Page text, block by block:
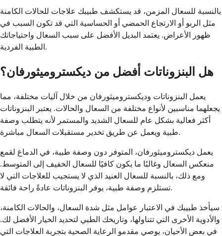
بالنسبة للسعال المزمن، قد يستكشف طبيبك علاجات للحالات الكامنة
مثل الربو أو الارتجاع الحمضي أو الحساسية التي قد تكون السبب في
ظهور الأعراض. يعتمد البديل الأفضل على سبب السعال واحتياجاتك
الطبية الفردية.
هل البنزوناتات أفضل من ديكستروميثورفان؟
يعمل البنزوناتات وديكستروميثورفان من خلال آليات مختلفة، مما
يجعلهما مناسبين لأنواع مختلفة من السعال والحالات. يعتبر البنزوناتات
أكثر فعالية بشكل عام للسعال الشديد والمستمر لأنه يتطلب وصفة
طبية ويعمل عن طريق تخدير مستقبلات السعال مباشرة.
يعمل ديكستروميثورفان، المتوفر دون وصفة طبية، في الدماغ لقمع
منعكس السعال وغالبًا ما يكون كافيًا للسعال الخفيف إلى المتوسط.
ومع ذلك، بالنسبة للسعال العنيد الذي لا يستجيب للعلاجات التي لا
تستلزم وصفة طبية، يوفر البنزوناتات عادةً راحة فائقة.
سيأخذ طبيبك في الاعتبار عوامل مثل شدة السعال، والحالات الكامنة،
والأدوية الأخرى التي تتناولها، وتاريخك الطبي لتحديد الخيار الأفضل لك.
في بعض الأحيان، يوصي مقدمو الرعاية الصحية بتجربة العلاجات التي